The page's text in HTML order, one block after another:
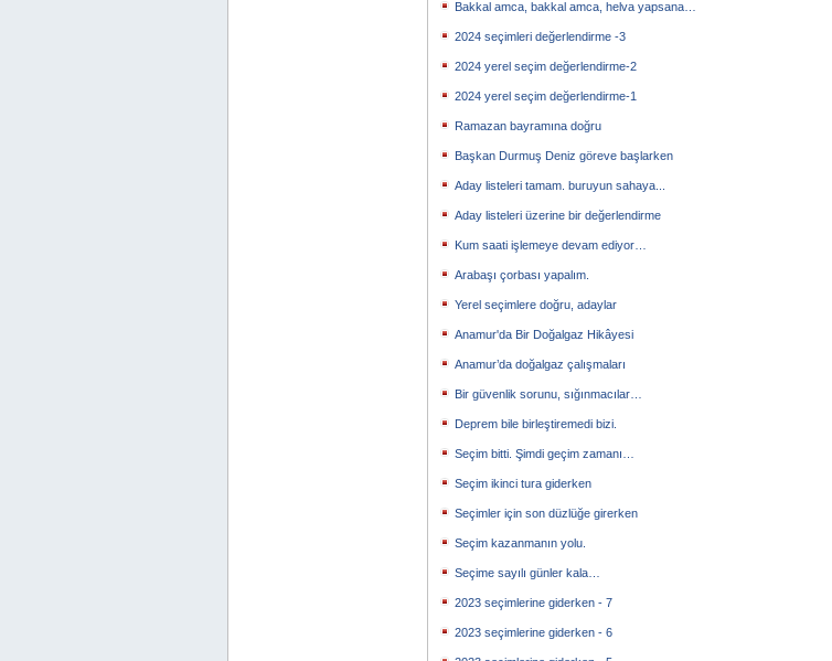
Bakkal amca, bakkal amca, helva yapsana…
2024 seçimleri değerlendirme -3
2024 yerel seçim değerlendirme-2
2024 yerel seçim değerlendirme-1
Ramazan bayramına doğru
Başkan Durmuş Deniz göreve başlarken
Aday listeleri tamam. buruyun sahaya...
Aday listeleri üzerine bir değerlendirme
Kum saati işlemeye devam ediyor…
Arabaşı çorbası yapalım.
Yerel seçimlere doğru, adaylar
Anamur'da Bir Doğalgaz Hikâyesi
Anamur’da doğalgaz çalışmaları
Bir güvenlik sorunu, sığınmacılar…
Deprem bile birleştiremedi bizi.
Seçim bitti. Şimdi geçim zamanı…
Seçim ikinci tura giderken
Seçimler için son düzlüğe girerken
Seçim kazanmanın yolu.
Seçime sayılı günler kala…
2023 seçimlerine giderken - 7
2023 seçimlerine giderken - 6